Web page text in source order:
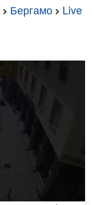
Бергамо Live